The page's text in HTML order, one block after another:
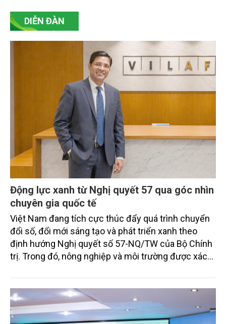
DIỄN ĐÀN
Động lực xanh từ Nghị quyết 57 qua góc nhìn
chuyên gia quốc tế
Việt Nam đang tích cực thúc đẩy quá trình chuyển
đổi số, đổi mới sáng tạo và phát triển xanh theo
định hướng Nghị quyết số 57-NQ/TW của Bộ Chính
trị. Trong đó, nông nghiệp và môi trường được xác
sắc bởi các tiến bộ công nghệ và cam kết bền vững
toàn cầu, đặc biệt là mục tiêu đưa phát thải ròng
bằng 0 (Net-Zero) vào năm 2050.